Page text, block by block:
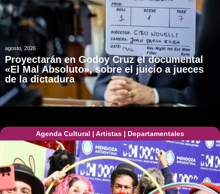
agosto, 2026
Proyectarán en Godoy Cruz el documental
«El Mal Absoluto», sobre el juicio a jueces
de la dictadura
Agenda Cultural | Artistas | Departamentales